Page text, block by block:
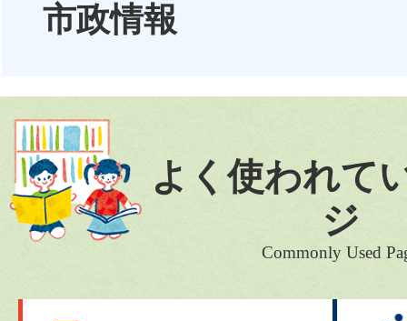
市政情報
よく使われて
ジ
Commonly Used